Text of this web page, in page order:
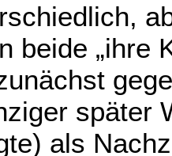
beide „ihre
später
als